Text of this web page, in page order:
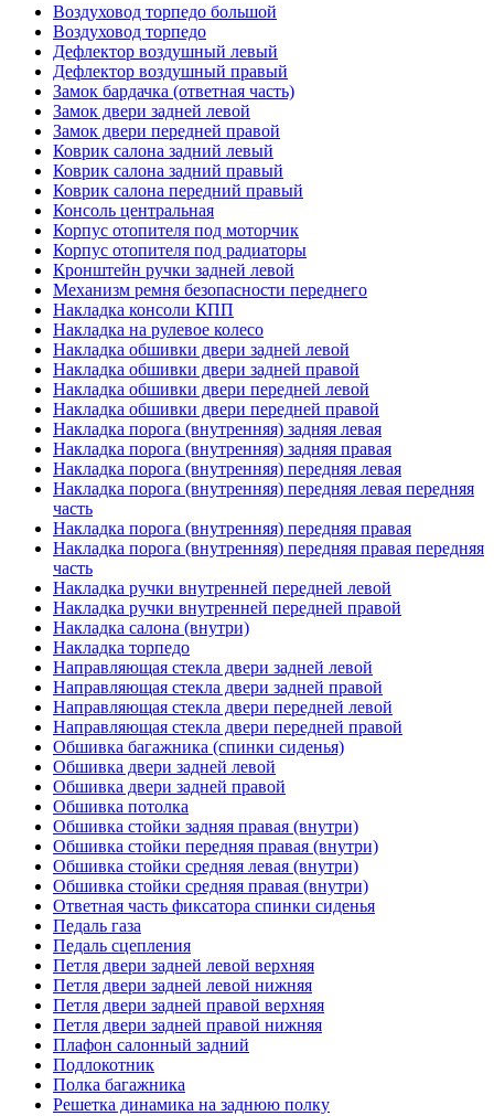
Воздуховод торпедо большой
Воздуховод торпедо
Дефлектор воздушный левый
Дефлектор воздушный правый
Замок бардачка (ответная часть)
Замок двери задней левой
Замок двери передней правой
Коврик салона задний левый
Коврик салона задний правый
Коврик салона передний правый
Консоль центральная
Корпус отопителя под моторчик
Корпус отопителя под радиаторы
Кронштейн ручки задней левой
Механизм ремня безопасности переднего
Накладка консоли КПП
Накладка на рулевое колесо
Накладка обшивки двери задней левой
Накладка обшивки двери задней правой
Накладка обшивки двери передней левой
Накладка обшивки двери передней правой
Накладка порога (внутренняя) задняя левая
Накладка порога (внутренняя) задняя правая
Накладка порога (внутренняя) передняя левая
Накладка порога (внутренняя) передняя левая передняя
часть
Накладка порога (внутренняя) передняя правая
Накладка порога (внутренняя) передняя правая передняя
часть
Накладка ручки внутренней передней левой
Накладка ручки внутренней передней правой
Накладка салона (внутри)
Накладка торпедо
Направляющая стекла двери задней левой
Направляющая стекла двери задней правой
Направляющая стекла двери передней левой
Направляющая стекла двери передней правой
Обшивка багажника (спинки сиденья)
Обшивка двери задней левой
Обшивка двери задней правой
Обшивка потолка
Обшивка стойки задняя правая (внутри)
Обшивка стойки передняя правая (внутри)
Обшивка стойки средняя левая (внутри)
Обшивка стойки средняя правая (внутри)
Ответная часть фиксатора спинки сиденья
Педаль газа
Педаль сцепления
Петля двери задней левой верхняя
Петля двери задней левой нижняя
Петля двери задней правой верхняя
Петля двери задней правой нижняя
Плафон салонный задний
Подлокотник
Полка багажника
Решетка динамика на заднюю полку